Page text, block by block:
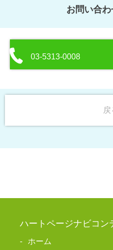
お問い合
03-5313-0008
戻
ハートページナビコン
ホーム